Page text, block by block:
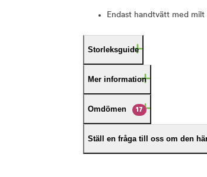
Endast handtvätt med
Storleksguide
Mer information
Omdömen 17
Ställ en fråga till oss om den